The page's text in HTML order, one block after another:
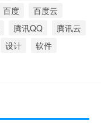
百度
百度云
腾讯QQ
腾讯云
设计
软件